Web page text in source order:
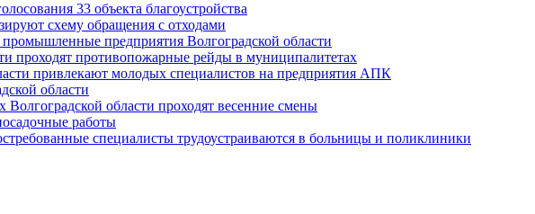
33 объекта благоустройства
схему обращения с отходами
предприятия Волгоградской области
проходят противопожарные рейды в муниципалитетах
привлекают молодых специалистов на предприятия АПК
области
Волгоградской области проходят весенние смены
работы
специалисты трудоустраиваются в больницы и поликлиники